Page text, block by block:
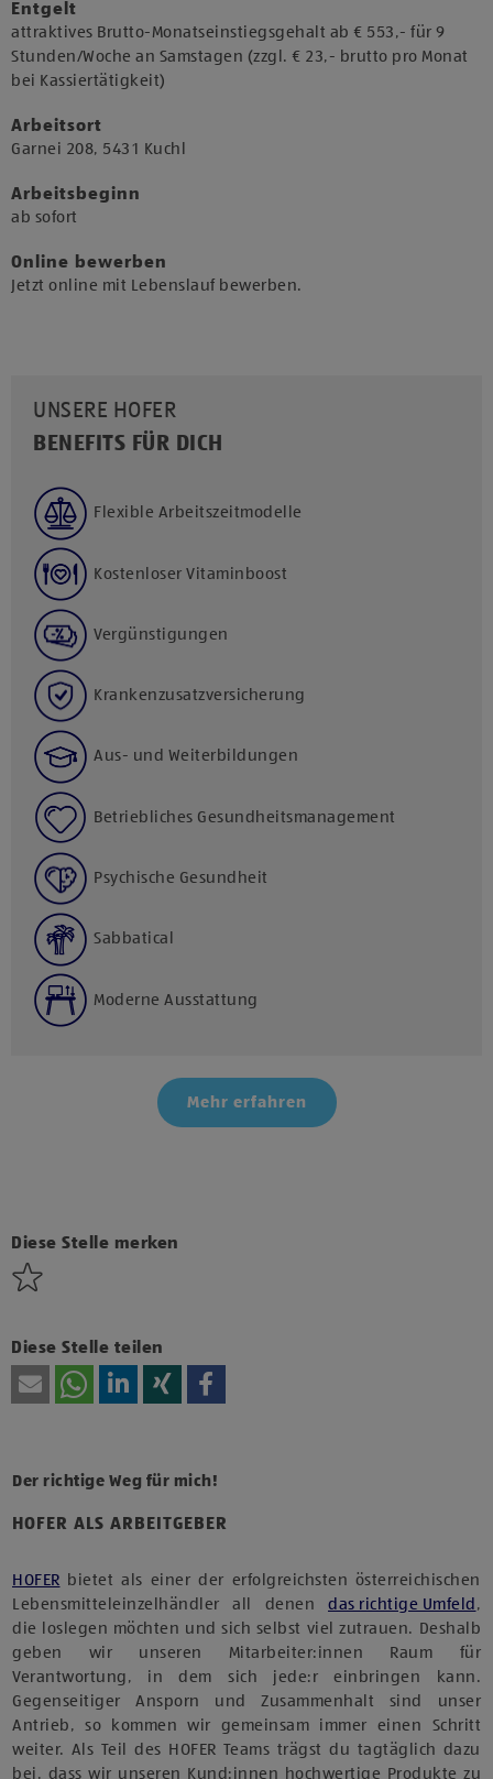
Entgelt
attraktives Brutto-Monatseinstiegsgehalt ab € 553,- für 9
Stunden/Woche an Samstagen (zzgl. € 23,- brutto pro Monat
bei Kassiertätigkeit)
Arbeitsort
​Garnei 208, 5431 Kuchl​
Arbeitsbeginn
​ab sofort​
Online bewerben
Jetzt online mit Lebenslauf bewerben.
UNSERE HOFER
BENEFITS FÜR DICH
Flexible Arbeitszeitmodelle
Kostenloser Vitaminboost
Vergünstigungen
Krankenzusatzversicherung
Aus- und Weiterbildungen
Betriebliches Gesundheitsmanagement
Psychische Gesundheit
Sabbatical
Moderne Ausstattung
Mehr erfahren
Diese Stelle merken
Diese Stelle teilen
HOFER ALS ARBEITGEBER
Der richtige Weg für mich!
HOFER bietet als einer der erfolgreichsten österreichischen
Lebensmitteleinzelhändler all denen das richtige Umfeld ,
die loslegen möchten und sich selbst viel zutrauen. Deshalb
geben wir unseren Mitarbeiter:innen Raum für
Verantwortung, in dem sich jede:r einbringen kann.
Gegenseitiger Ansporn und Zusammenhalt sind unser
Antrieb, so kommen wir gemeinsam immer einen Schritt
weiter. Als Teil des HOFER Teams trägst du tagtäglich dazu
bei, dass wir unseren Kund:innen hochwertige Produkte zu